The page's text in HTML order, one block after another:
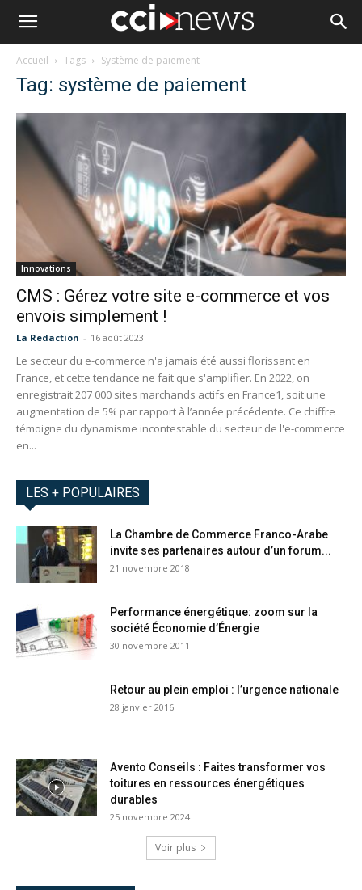
Accueil Tags Système de paiement
Tag: système de paiement
Innovations
CMS : Gérez votre site e-commerce et vos
envois simplement !
La Redaction - 16 août 2023
Le secteur du e-commerce n'a jamais été aussi florissant en
France, et cette tendance ne fait que s'amplifier. En 2022, on
enregistrait 207 000 sites marchands actifs en France1, soit une
augmentation de 5% par rapport à l’année précédente. Ce chiffre
témoigne du dynamisme incontestable du secteur de l'e-commerce
en...
LES + POPULAIRES
La Chambre de Commerce Franco-Arabe
invite ses partenaires autour d’un forum...
21 novembre 2018
Performance énergétique: zoom sur la
société Économie d’Énergie
30 novembre 2011
Retour au plein emploi : l’urgence nationale
28 janvier 2016
Avento Conseils : Faites transformer vos
toitures en ressources énergétiques
durables
25 novembre 2024
Voir plus